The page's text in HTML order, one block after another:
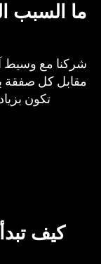
ما السبب
شركنا مع وسيط
مقابل كل صفقة
تكون
كيف